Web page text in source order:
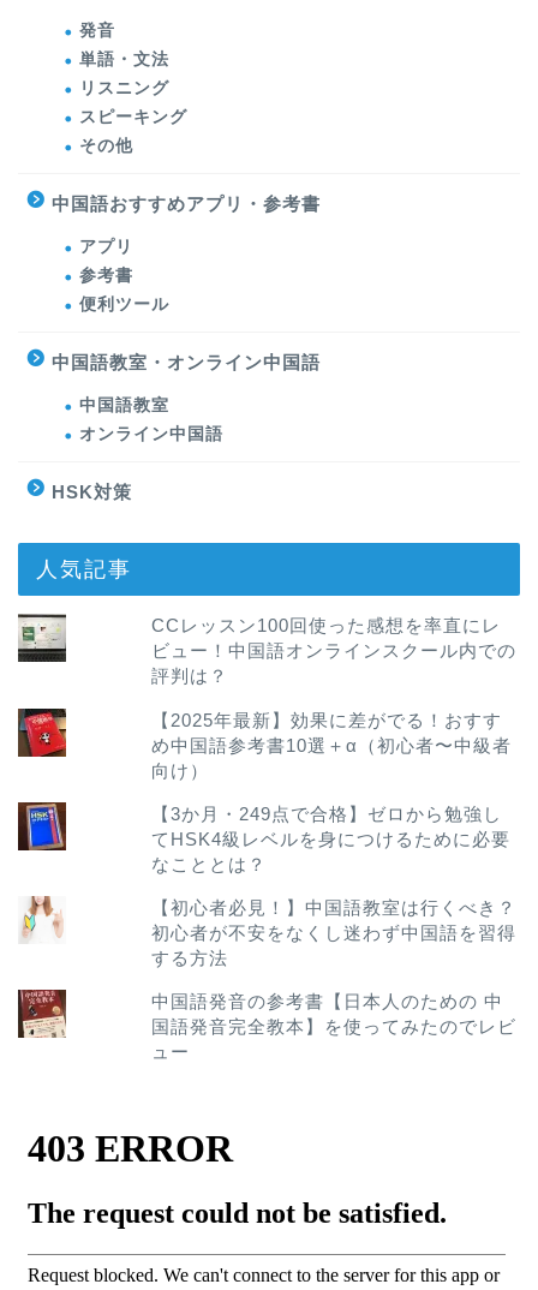
発音
単語・文法
リスニング
スピーキング
その他
中国語おすすめアプリ・参考書
アプリ
参考書
便利ツール
中国語教室・オンライン中国語
中国語教室
オンライン中国語
HSK対策
人気記事
CCレッスン100回使った感想を率直にレ
ビュー！中国語オンラインスクール内での
評判は？
【2025年最新】効果に差がでる！おすす
め中国語参考書10選＋α（初心者〜中級者
向け）
【3か月・249点で合格】ゼロから勉強し
てHSK4級レベルを身につけるために必要
なこととは？
【初心者必見！】中国語教室は行くべき？
初心者が不安をなくし迷わず中国語を習得
する方法
中国語発音の参考書【日本人のための 中
国語発音完全教本】を使ってみたのでレビ
ュー